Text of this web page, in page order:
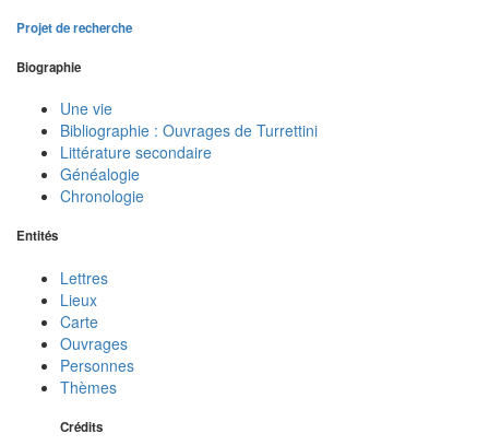
Projet de recherche
Biographie
Une vie
Bibliographie : Ouvrages de Turrettini
Littérature secondaire
Généalogie
Chronologie
Entités
Lettres
Lieux
Carte
Ouvrages
Personnes
Thèmes
Crédits